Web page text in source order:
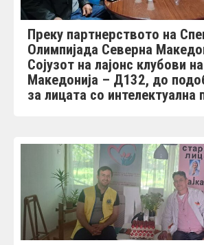
Преку партнерството на
Олимпијада Северна
Сојузот на лајонс клубови
Македонија – Д132, до
за лицата со интелектуална